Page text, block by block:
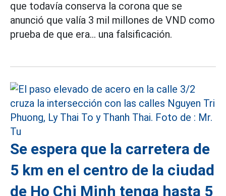
que todavía conserva la corona que se
anunció que valía 3 mil millones de VND como
prueba de que era... una falsificación.
Se espera que la carretera de
5 km en el centro de la ciudad
de Ho Chi Minh tenga hasta 5